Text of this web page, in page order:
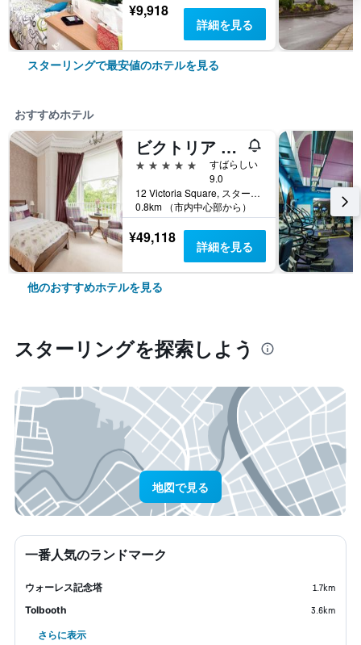
¥9,918
詳細を見る
スターリングで最安値のホテルを見る
おすすめホテル
ビクトリア スクエア
5つ星
すばらしい
9.0
12 Victoria Square, スターリング, イギリス
0.8km （市内中心部から）
¥49,118 詳細を見る
他のおすすめホテルを見る
スターリング​を探索しよう
地図で見る
一番人気のランドマーク
ウォーレス記念塔
1.7km
Tolbooth
3.6km
さらに表示